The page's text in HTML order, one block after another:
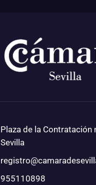
Plaza de la Contratación
Sevilla
955110898